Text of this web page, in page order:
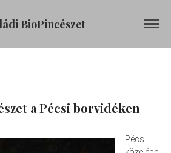
Boraink
BioPincészet
a Pécsi borvidéken
Pécs